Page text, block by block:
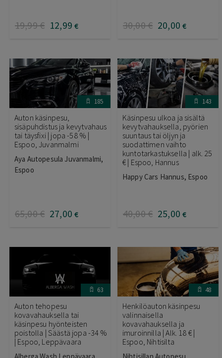
19,99€ 12,99 € 30,00€ 20,00 €
185
Auton käsinpesu,
sisäpuhdistus ja kevytvahaus
tai täysfixi | jopa -58 % |
Espoo, Juvanmalmi
Aya Autopesula Juvanmalmi,
Espoo
65,00€ 27,00 €
143
Käsinpesu ulkoa ja sisältä
kevytvahauksella, pyörien
suuntaus tai öljyn ja
suodattimen vaihto
kuntotarkastuksella | alk. 25
€ | Espoo, Hannus
Happy Cars Hannus, Espoo
40,00€ 25,00 €
63
Auton tehopesu
kovavahauksella tai
käsinpesu hyönteisten
poistolla | Säästä jopa -34 %
| Espoo, Leppävaara
48
Henkilöauton käsinpesu
valinnaisella
kovavahauksella ja
imuroinnilla | Alk. 18 € |
Espoo, Nihtisilta